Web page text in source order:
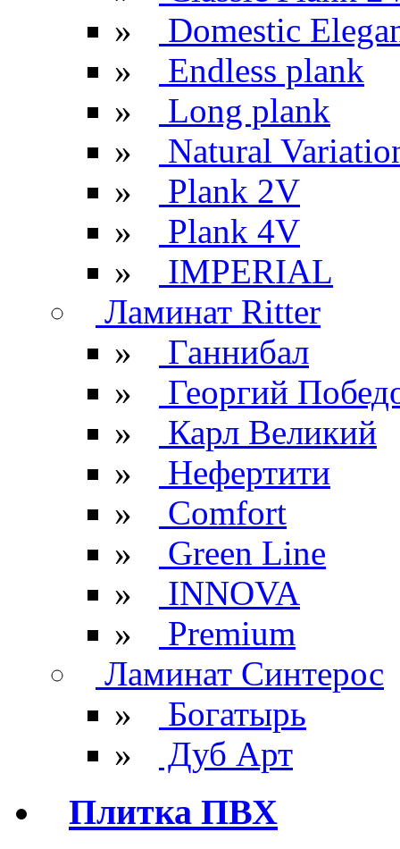
»
Domestic
»
Endless plank
»
Long plank
»
Natural
»
Plank 2V
»
Plank 4V
»
IMPERIAL
Ламинат Ritter
»
Ганнибал
»
Георгий
»
Карл Великий
»
Нефертити
»
Comfort
»
Green Line
»
INNOVA
»
Premium
Ламинат Синтерос
»
Богатырь
»
Дуб Арт
Плитка ПВХ